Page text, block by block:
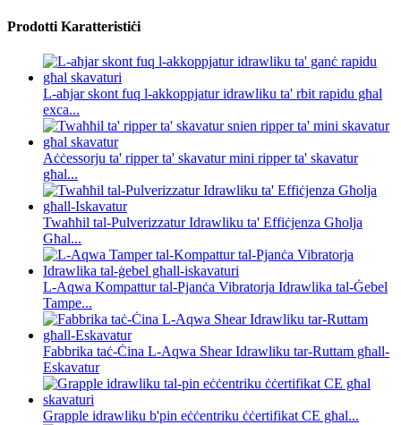
Prodotti Karatteristiċi
L-aħjar skont fuq l-akkoppjatur idrawliku ta' rbit rapidu għal
exca...
Aċċessorju ta' ripper ta' skavatur mini ripper ta' skavatur
għal...
Twaħħil tal-Pulverizzatur Idrawliku ta' Effiċjenza Għolja
Għal...
L-Aqwa Kompattur tal-Pjanċa Vibratorja Idrawlika tal-Ġebel
Tampe...
Fabbrika taċ-Ċina L-Aqwa Shear Idrawliku tar-Ruttam għall-
Eskavatur
Grapple idrawliku b'pin eċċentriku ċċertifikat CE għal...